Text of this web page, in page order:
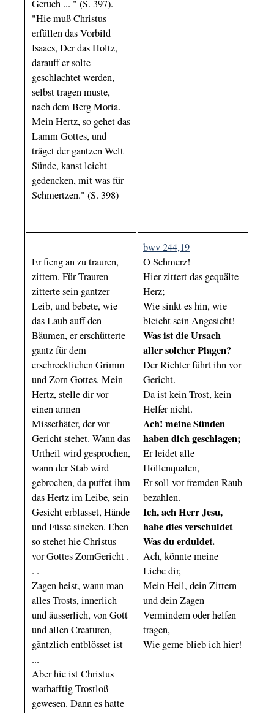
Geruch ... " (S. 397).
"Hie muß Christus
erfüllen das Vorbild
Isaacs, Der das Holtz,
darauff er solte
geschlachtet werden,
selbst tragen muste,
nach dem Berg Moria.
Mein Hertz, so gehet das
Lamm Gottes, und
träget der gantzen Welt
Sünde, kanst leicht
gedencken, mit was für
Schmertzen." (S. 398)
Er fieng an zu trauren,
zittern. Für Trauren
zitterte sein gantzer
Leib, und bebete, wie
das Laub auff den
Bäumen, er erschütterte
gantz für dem
erschrecklichen Grimm
und Zorn Gottes. Mein
Hertz, stelle dir vor
einen armen
Missethäter, der vor
Gericht stehet. Wann das
Urtheil wird gesprochen,
wann der Stab wird
gebrochen, da puffet ihm
das Hertz im Leibe, sein
Gesicht erblasset, Hände
und Füsse sincken. Eben
so stehet hie Christus
vor Gottes ZornGericht .
. .
Zagen heist, wann man
alles Trosts, innerlich
und äusserlich, von Gott
und allen Creaturen,
gäntzlich entblösset ist
...
Aber hie ist Christus
warhafftig Trostloß
gewesen. Dann es hatte
bwv 244,19
O Schmerz!
Hier zittert das gequälte
Herz;
Wie sinkt es hin, wie
bleicht sein Angesicht!
Was ist die Ursach
aller solcher Plagen?
Der Richter führt ihn vor
Gericht.
Da ist kein Trost, kein
Helfer nicht.
Ach! meine Sünden
haben dich geschlagen;
Er leidet alle
Höllenqualen,
Er soll vor fremden Raub
bezahlen.
Ich, ach Herr Jesu,
habe dies verschuldet
Was du erduldet.
Ach, könnte meine
Liebe dir,
Mein Heil, dein Zittern
und dein Zagen
Vermindern oder helfen
tragen,
Wie gerne blieb ich hier!